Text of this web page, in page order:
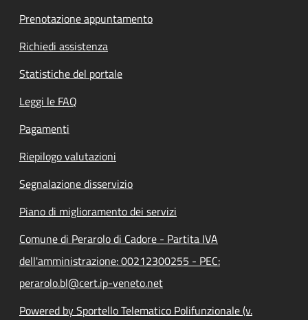
Prenotazione appuntamento
Richiedi assistenza
Statistiche del portale
Leggi le FAQ
Pagamenti
Riepilogo valutazioni
Segnalazione disservizio
Piano di miglioramento dei servizi
Comune di Perarolo di Cadore - Partita IVA
dell'amministrazione: 00212300255 - PEC:
perarolo.bl@cert.ip-veneto.net
Powered by Sportello Telematico Polifunzionale (v.